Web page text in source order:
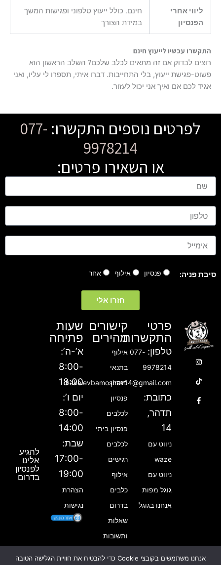
ליווי אחרי
הפנסיון
חינם. כולל ייעוץ טלפוני ופגישות המשך
במידת הצורך
התקשרו עכשיו לייעוץ חינם
רוצים לבדוק אם זה מתאים לכלב שלכם? השלב הראשון הוא
פשוט-פגישת ייעוץ, בלי התחייבות. דברו איתי, תספרו לי עליו, ואני
אגיד לכם אם ואיך אני יכול לעזור.
לפרטים נוספים התקשרו: 077-
9978214
או השאירו פרטים:
ש
ט
וא
י
סיבת פניה: פנסיון אילוף אחר
חזרו אלי
I
s
T
k
F
c
פרטי
התקשרות
טלפון: 077-
9978214
hakelevbamoshav14@gmail.com
כתובת:
תדהר,
14
ניווט עם
waze
ניווט עם
גוגל מפות
אנחנו בגוגל
קישורים
מהירים
אילוף
בתנאי
פנסיון
פנסיון
לכלבים
פנסיון ביתי
לכלבים
רגישים
אילוף
כלבים
בדרום
שאלות
ותשובות
שעות
פתיחה
א’-ה’:
8:00-
18:00
יום ו’:
8:00-
14:00
שבת:
17:00-
19:00
הצהרת
נגישות
להגיע
אלינו
לפנסיון
בדרום
אנחנו משתמשים בקובצי Cookie כדי להבטיח את חוויית הגלישה הטובה